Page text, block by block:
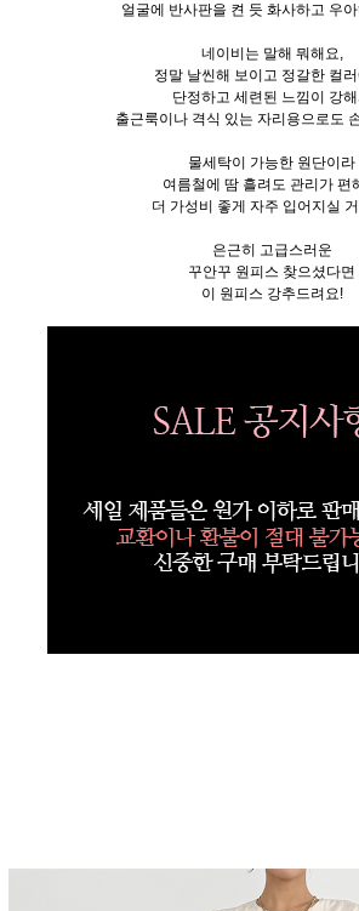
얼굴에 반사판을 켠 듯 화사하고 우
네이비는 말해 뭐해요,
정말 날씬해 보이고 정갈한 컬
단정하고 세련된 느낌이 강해
출근룩이나 격식 있는 자리용으로도
물세탁이 가능한 원단이라
여름철에 땀 흘려도 관리가 편
더 가성비 좋게 자주 입어지실
은근히 고급스러운
꾸안꾸 원피스 찾으셨다면
이 원피스 강추드려요!